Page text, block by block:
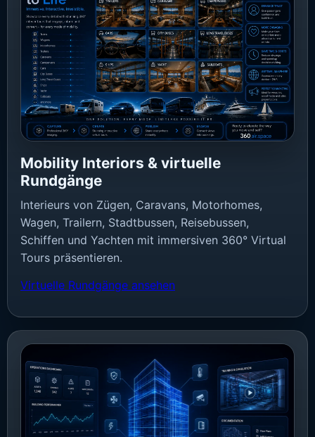
Mobility Interiors & virtuelle
Rundgänge
Interieurs von Zügen, Caravans, Motorhomes,
Wagen, Trailern, Stadtbussen, Reisebussen,
Schiffen und Yachten mit immersiven 360° Virtual
Tours präsentieren.
Virtuelle Rundgänge ansehen